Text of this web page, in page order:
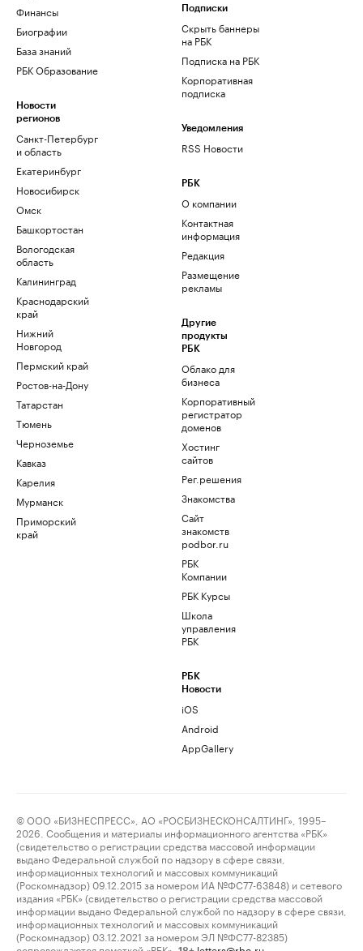
Финансы
Биографии
База знаний
РБК Образование
Новости
регионов
Санкт-Петербург
и область
Екатеринбург
Новосибирск
Омск
Башкортостан
Вологодская
область
Калининград
Краснодарский
край
Нижний
Новгород
Пермский край
Ростов-на-Дону
Татарстан
Тюмень
Черноземье
Кавказ
Карелия
Мурманск
Приморский
край
Подписки
Скрыть баннеры
на РБК
Подписка на РБК
Корпоративная
подписка
Уведомления
RSS Новости
РБК
О компании
Контактная
информация
Редакция
Размещение
рекламы
Другие
продукты
РБК
Облако для
бизнеса
Корпоративный
регистратор
доменов
Хостинг
сайтов
Рег.решения
Знакомства
Сайт
знакомств
podbor.ru
РБК
Компании
РБК Курсы
Школа
управления
РБК
РБК
Новости
iOS
Android
AppGallery
© ООО «БИЗНЕСПРЕСС», АО «РОСБИЗНЕСКОНСАЛТИНГ», 1995–
2026. Сообщения и материалы информационного агентства «РБК»
(свидетельство о регистрации средства массовой информации
выдано Федеральной службой по надзору в сфере связи,
информационных технологий и массовых коммуникаций
(Роскомнадзор) 09.12.2015 за номером ИА №ФС77-63848) и сетевого
издания «РБК» (свидетельство о регистрации средства массовой
информации выдано Федеральной службой по надзору в сфере связи,
информационных технологий и массовых коммуникаций
(Роскомнадзор) 03.12.2021 за номером ЭЛ №ФС77-82385)